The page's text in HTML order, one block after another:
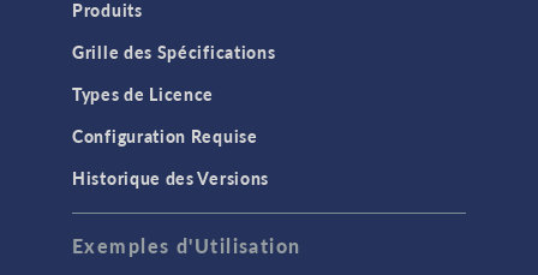
Produits
Grille des Spécifications
Types de Licence
Configuration Requise
Historique des Versions
Exemples d'Utilisation